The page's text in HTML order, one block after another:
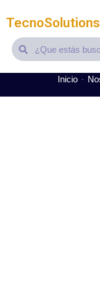
SearchSearch
Inicio